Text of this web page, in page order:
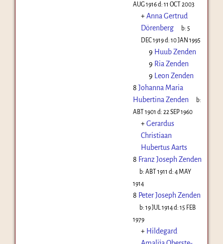
AUG 1916d: 11 OCT 2003
+Anna Gertrud
Dörenberg
b: 5
DEC 1919d: 10 JAN 1995
9 Huub Zenden
9 Ria Zenden
9 Leon Zenden
8 Johanna Maria
Hubertina Zenden
b:
ABT 1901 d: 22 SEP 1960
+Gerardus
Christiaan
Hubertus Aarts
8 Franz Joseph Zenden
b:ABT 1911 d:4 MAY
1914
8 Peter Joseph Zenden
b:19 JUL 1914d:15 FEB
1979
+ Hildegard